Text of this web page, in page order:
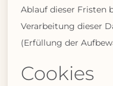
Ablauf dieser Fristen
Verarbeitung dieser
(Erfüllung der
Cookies